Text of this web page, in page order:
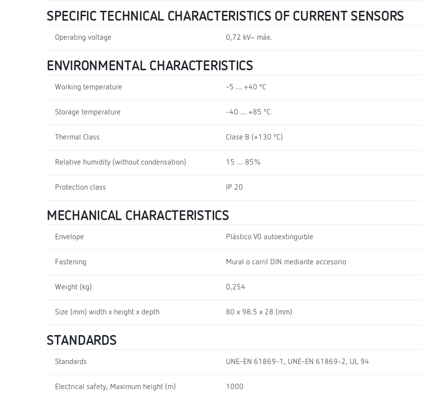
SPECIFIC TECHNICAL CHARACTERISTICS OF CURRENT SENSORS
Operating voltage 0,72 kV~ máx.
ENVIRONMENTAL CHARACTERISTICS
Working temperature -5 … +40 ºC
Storage temperature -40 … +85 ºC
Thermal Class Clase B (+130 ºC)
Relative humidity (without condensation) 15 … 85%
Protection class IP 20
MECHANICAL CHARACTERISTICS
Envelope Plástico V0 autoextinguible
Fastening Mural o carril DIN mediante accesorio
Weight (kg) 0,254
Size (mm) width x height x depth 80 x 98.5 x 28 (mm)
STANDARDS
Standards UNE-EN 61869-1, UNE-EN 61869-2, UL 94
Electrical safety, Maximum height (m) 1000